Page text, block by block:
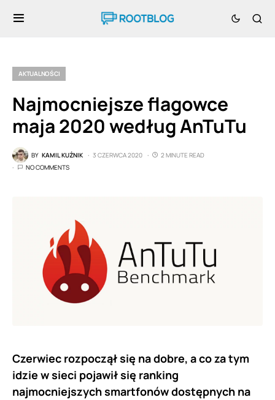
AKTUALNOŚCI
Najmocniejsze flagowce
maja 2020 według AnTuTu
BY KAMIL KUŹNIK 3 CZERWCA 2020
2 MINUTE READ
NO COMMENTS
Czerwiec rozpoczął się na dobre, a co za tym
idzie w sieci pojawił się ranking
najmocniejszych smartfonów dostępnych na